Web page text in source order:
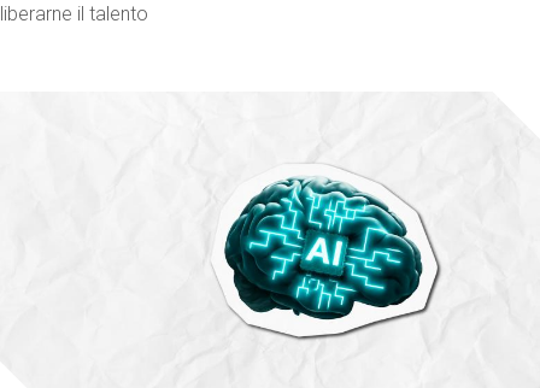
liberarne il talento